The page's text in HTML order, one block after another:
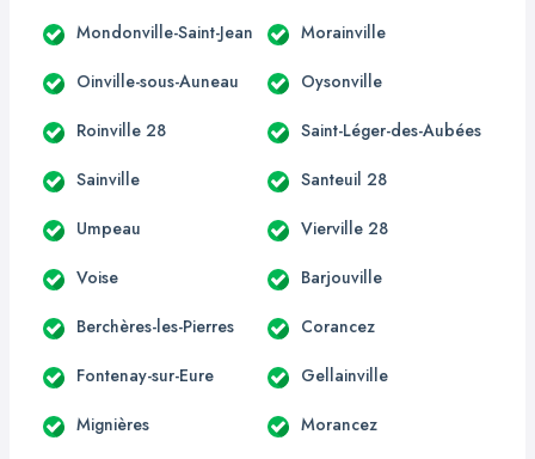
Mondonville-Saint-Jean Morainville
Oinville-sous-Auneau Oysonville
Roinville 28 Saint-Léger-des-Aubées
Sainville Santeuil 28
Umpeau Vierville 28
Voise Barjouville
Berchères-les-Pierres Corancez
Fontenay-sur-Eure Gellainville
Mignières Morancez